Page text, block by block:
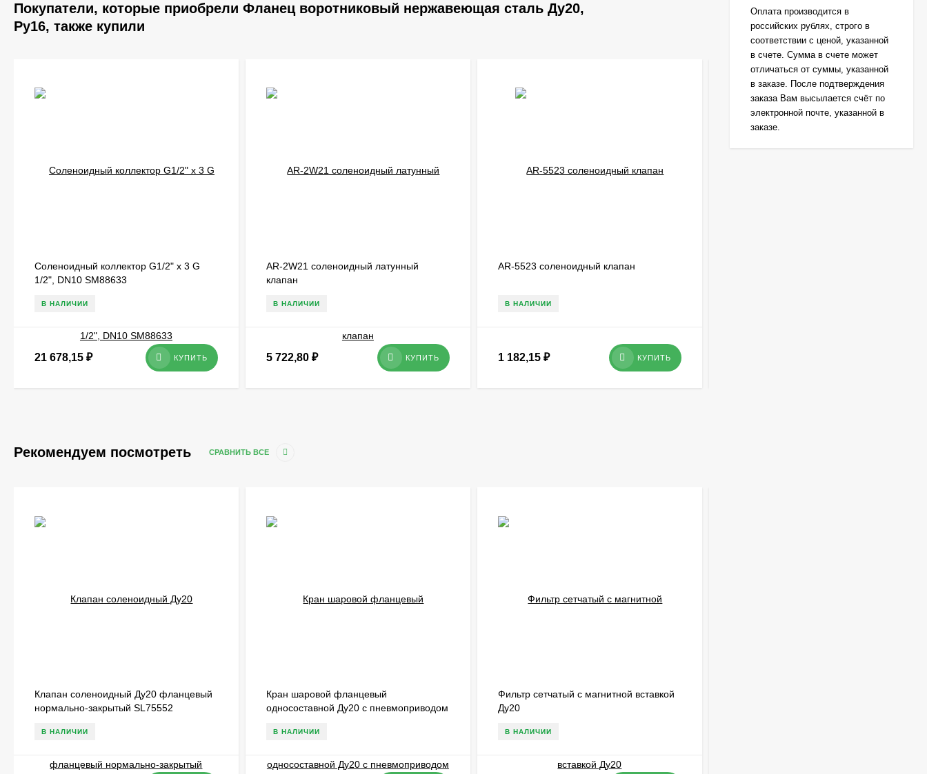
Покупатели, которые приобрели Фланец воротниковый нержавеющая сталь Ду20,
Ру16, также купили
Соленоидный коллектор G1/2" x 3 G
1/2", DN10 SM88633
В НАЛИЧИИ
21 678,15 ₽ КУПИТЬ
AR-2W21 соленоидный латунный
клапан
В НАЛИЧИИ
5 722,80 ₽ КУПИТЬ
AR-5523 соленоидный клапан
В НАЛИЧИИ
1 182,15 ₽ КУПИТЬ
Рекомендуем посмотреть СРАВНИТЬ ВСЕ
Клапан соленоидный Ду20 фланцевый
нормально-закрытый SL75552
В НАЛИЧИИ
Кран шаровой фланцевый
односоставной Ду20 с пневмоприводом
В НАЛИЧИИ
Фильтр сетчатый с магнитной вставкой
Ду20
В НАЛИЧИИ
Оплата производится в
российских рублях, строго в
соответствии с ценой, указанной
в счете. Сумма в счете может
отличаться от суммы, указанной
в заказе. После подтверждения
заказа Вам высылается счёт по
электронной почте, указанной в
заказе.